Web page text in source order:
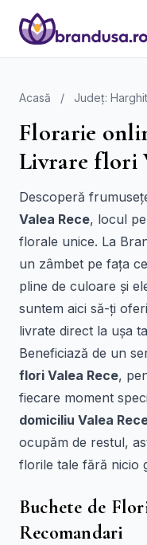
Acasă / Județ:
Florarie
Livrare flori
Descoperă
Valea Rece, locul
florale unice. La
un zâmbet pe fața
pline de culoare și
suntem aici să-ți
livrate direct la ușa
Beneficiază de un
flori Valea Rece,
fiecare moment
domiciliu Valea
ocupăm de restul,
florile tale fără nicio
Buchete de
Recomandari